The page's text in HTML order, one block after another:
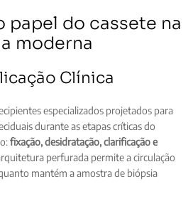
papel do cassete na
moderna
Clínica
especializados projetados para
durante as etapas críticas do
fixação, desidratação, clarificação e
perfurada permite a circulação
mantém a amostra de biópsia